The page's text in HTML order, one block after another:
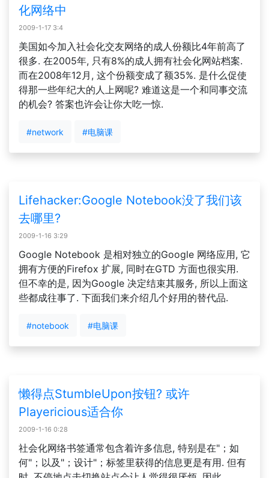
化网络中
2009-1-17 3:4
美国如今加入社会化交友网络的成人份额比4年前高了
很多. 在2005年, 只有8%的成人拥有社会化网站档案.
而在2008年12月, 这个份额变成了额35%. 是什么促使
得那一些年纪大的人上网呢? 难道这是一个和同事交流
的机会? 答案也许会让你大吃一惊.
#network #电脑课
Lifehacker:Google Notebook没了我们该
去哪里?
2009-1-16 3:29
Google Notebook 是相对独立的Google 网络应用, 它
拥有方便的Firefox 扩展, 同时在GTD 方面也很实用.
但不幸的是, 因为Google 决定结束其服务, 所以上面这
些都成往事了. 下面我们来介绍几个好用的替代品.
#notebook #电脑课
懒得点StumbleUpon按钮? 或许
Playericious适合你
2009-1-16 0:28
社会化网络书签通常包含着许多信息, 特别是在"；如
何"；以及"；设计"；标签里获得的信息更是有用. 但有